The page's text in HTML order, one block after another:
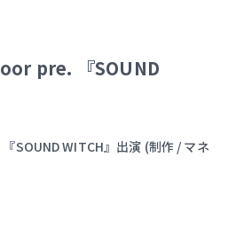
pre. 『SOUND
WITCH』出演 (制作 / マネ